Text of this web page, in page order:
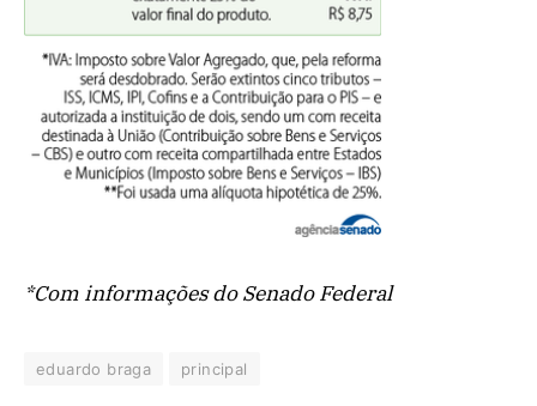
*Com informações do Senado Federal
eduardo braga principal